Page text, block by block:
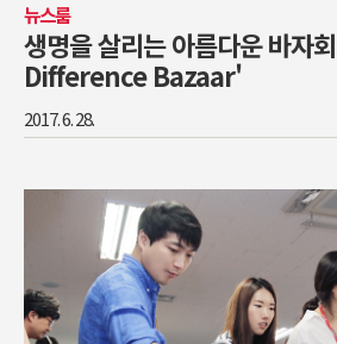
뉴스룸
생명을 살리는 아름다운 바자
Difference Bazaar'
2017. 6. 28.